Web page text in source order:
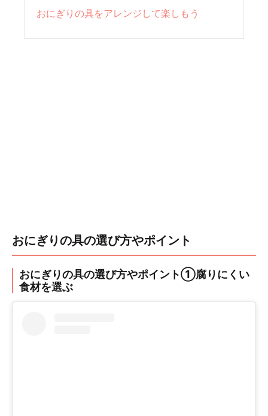
おにぎりの具をアレンジして楽しもう
おにぎりの具の選び方やポイント
おにぎりの具の選び方やポイント①腐りにくい
食材を選ぶ